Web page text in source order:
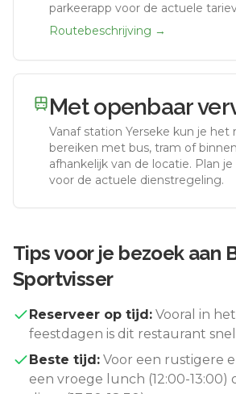
parkeerapp voor de actuele
Routebeschrijving →
Met openbaar
Vanaf station Yerseke kun je het
bereiken met bus, tram of
afhankelijk van de locatie. Plan je
voor de actuele dienstregeling.
Tips voor je bezoek aan
Sportvisser
Reserveer op tijd: Vooral in
feestdagen is dit restaurant
Beste tijd: Voor een rustigere
een vroege lunch (12:00-13:00)